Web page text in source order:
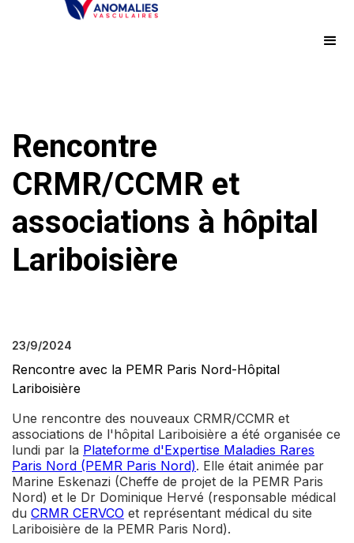
Rencontre
CRMR/CCMR et
associations à hôpital
Lariboisière
23/9/2024
Rencontre avec la PEMR Paris Nord-Hôpital
Lariboisière
Une rencontre des nouveaux CRMR/CCMR et
associations de l'hôpital Lariboisière a été organisée ce
lundi par la Plateforme d'Expertise Maladies Rares
Paris Nord (PEMR Paris Nord). Elle était animée par
Marine Eskenazi (Cheffe de projet de la PEMR Paris
Nord) et le Dr Dominique Hervé (responsable médical
du CRMR CERVCO et représentant médical du site
Lariboisière de la PEMR Paris Nord).